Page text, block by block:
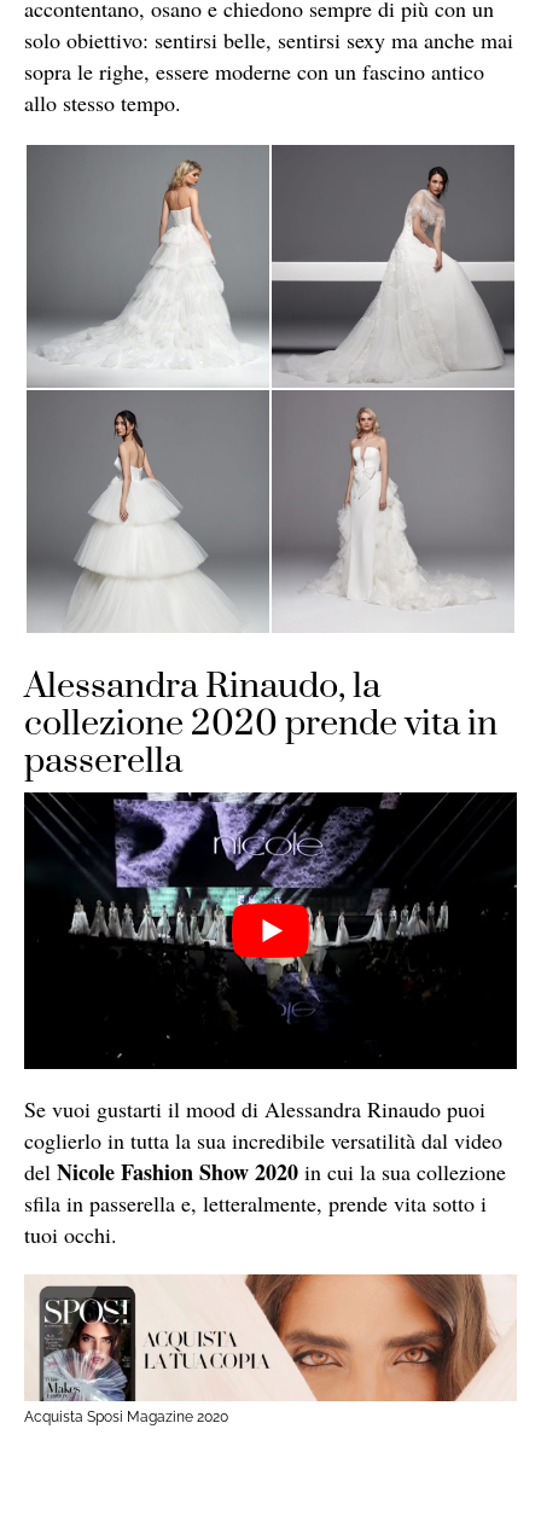
accontentano, osano e chiedono sempre di più con un
solo obiettivo: sentirsi belle, sentirsi sexy ma anche mai
sopra le righe, essere moderne con un fascino antico
allo stesso tempo.
Alessandra Rinaudo, la
collezione 2020 prende vita in
passerella
Se vuoi gustarti il mood di Alessandra Rinaudo puoi
coglierlo in tutta la sua incredibile versatilità dal video
del Nicole Fashion Show 2020 in cui la sua collezione
sfila in passerella e, letteralmente, prende vita sotto i
tuoi occhi.
Acquista Sposi Magazine 2020